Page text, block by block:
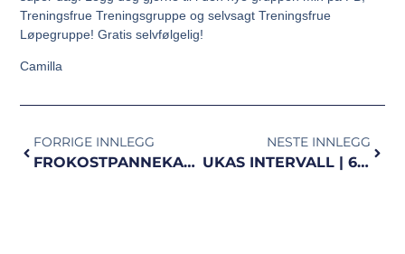
Treningsfrue Treningsgruppe og selvsagt Treningsfrue
Løpegruppe! Gratis selvfølgelig!
Camilla
FORRIGE INNLEGG
FROKOSTPANNEKAKER PÅ 1-2-3 | proteinrike
NESTE INNLEGG
UKAS INTERVALL | 6×2 min